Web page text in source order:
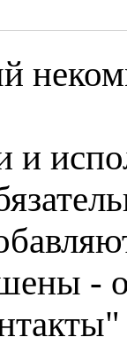
и
-